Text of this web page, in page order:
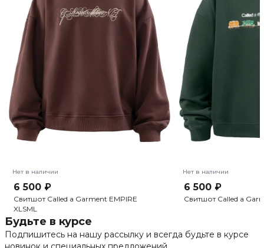
Нет в наличии
6 500 ₽
Свитшот Called a Garment EMPIRE
XLSML
Нет в наличии
6 500 ₽
Свитшот Called a
Будьте в курсе
Подпишитесь на нашу рассылку и всегда будьте в курсе